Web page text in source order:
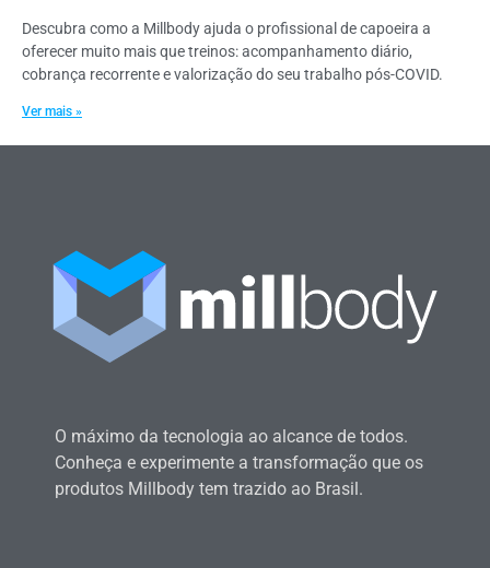
Descubra como a Millbody ajuda o profissional de capoeira a
oferecer muito mais que treinos: acompanhamento diário,
cobrança recorrente e valorização do seu trabalho pós-COVID.
Ver mais »
O máximo da tecnologia ao alcance de todos.
Conheça e experimente a transformação que os
produtos Millbody tem trazido ao Brasil.